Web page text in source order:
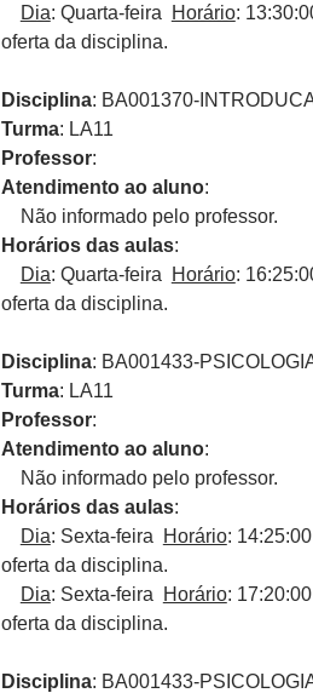
Dia: Quarta-feira Horário:
oferta da disciplina.
Disciplina: BA001370-
Turma: LA11
Professor:
Atendimento ao aluno:
Não informado pelo professor.
Horários das aulas:
Dia: Quarta-feira Horário:
oferta da disciplina.
Disciplina: BA001433-
Turma: LA11
Professor:
Atendimento ao aluno:
Não informado pelo professor.
Horários das aulas:
Dia: Sexta-feira Horário:
oferta da disciplina.
Dia: Sexta-feira Horário:
oferta da disciplina.
Disciplina: BA001433-